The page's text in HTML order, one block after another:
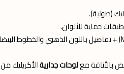
(طولية).
حماية للألوان.
بالأناقة معلوحات جداريةالأكريليك من